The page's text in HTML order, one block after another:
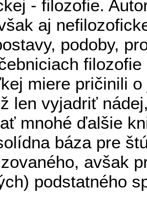
- filozofie.
aj
podoby,
miere pričinili
len vyjadriť
mnohé ďalšie
báza pre
avšak
podstatného